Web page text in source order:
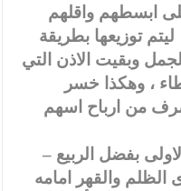
ابسطهم واقلهم
توزيعها بطريقة
وبقيت الاذن التي
، وهكذا خسر
من ارباح اسهم
– انتفضت ” الرأي ” في المرة الاولى بفضل الربيع
الظلم والقهر امامه